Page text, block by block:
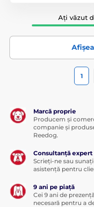
Ați văzut
1
Marcă proprie
Producem și
companie și
Reedog.
Consultanță expert
Scrieți-ne sau
asistență pentru
9 ani pe piață
Cei 9 ani de
necesară pentru a